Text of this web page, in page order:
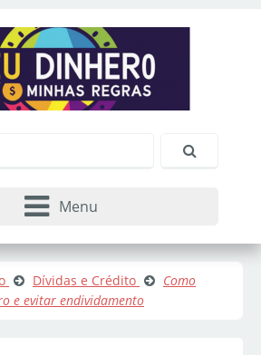
Menu
Dívidas e Crédito
Como
e evitar endividamento